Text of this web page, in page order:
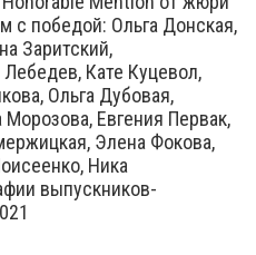
с победой: Ольга Донская,
Заритский,
Кате Куцевол,
Ольга Дубовая,
Евгения Первак,
Элена Фокова,
Ника
выпускников-